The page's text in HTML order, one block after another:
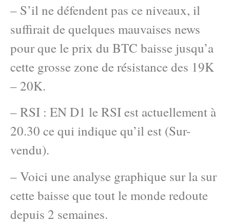
– S’il ne défendent pas ce niveaux, il
suffirait de quelques mauvaises news
pour que le prix du BTC baisse jusqu’a
cette grosse zone de résistance des 19K
– 20K.
– RSI : EN D1 le RSI est actuellement à
20.30 ce qui indique qu’il est (Sur-
vendu).
– Voici une analyse graphique sur la sur
cette baisse que tout le monde redoute
depuis 2 semaines.